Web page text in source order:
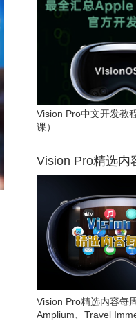
Vision Pro中文开发教
课）
Vision Pro精选内
Vision Pro精选内容每
Amplium、Travel